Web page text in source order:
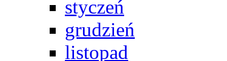
styczeń
grudzień
listopad